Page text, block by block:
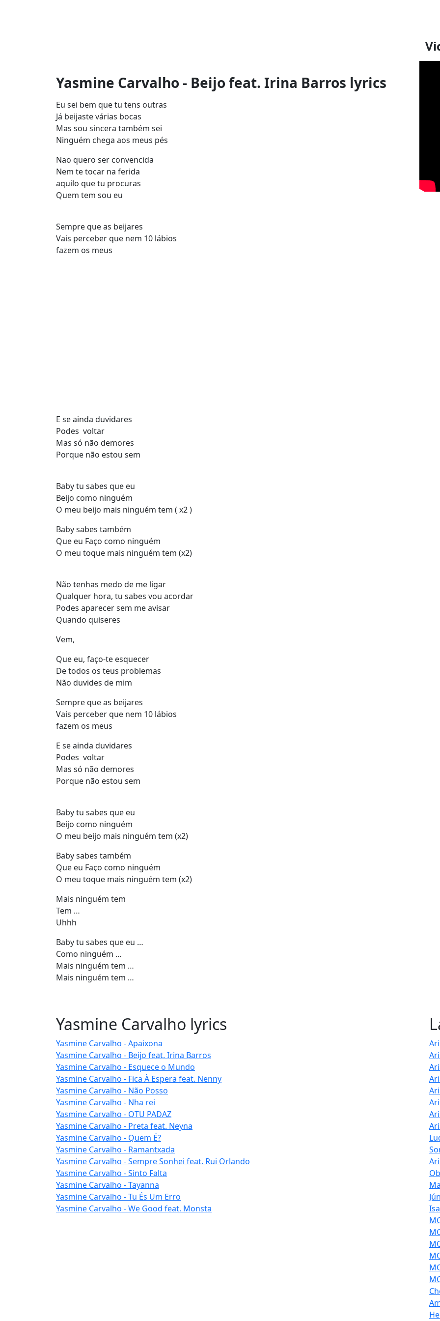
Yasmine Carvalho - Beijo feat. Irina Barros lyrics
Eu sei bem que tu tens outras
Já beijaste várias bocas
Mas sou sincera também sei
Ninguém chega aos meus pés
Nao quero ser convencida
Nem te tocar na ferida
aquilo que tu procuras
Quem tem sou eu
Sempre que as beijares
Vais perceber que nem 10 lábios
fazem os meus
E se ainda duvidares
Podes voltar
Mas só não demores
Porque não estou sem
Baby tu sabes que eu
Beijo como ninguém
O meu beijo mais ninguém tem ( x2 )
Baby sabes também
Que eu Faço como ninguém
O meu toque mais ninguém tem (x2)
Não tenhas medo de me ligar
Qualquer hora, tu sabes vou acordar
Podes aparecer sem me avisar
Quando quiseres
Vem,
Que eu, faço-te esquecer
De todos os teus problemas
Não duvides de mim
Sempre que as beijares
Vais perceber que nem 10 lábios
fazem os meus
E se ainda duvidares
Podes voltar
Mas só não demores
Porque não estou sem
Baby tu sabes que eu
Beijo como ninguém
O meu beijo mais ninguém tem (x2)
Baby sabes também
Que eu Faço como ninguém
O meu toque mais ninguém tem (x2)
Mais ninguém tem
Tem …
Uhhh
Baby tu sabes que eu …
Como ninguém …
Mais ninguém tem …
Mais ninguém tem …
Yasmine Carvalho lyrics
Yasmine Carvalho - Apaixona
Yasmine Carvalho - Beijo feat. Irina Barros
Yasmine Carvalho - Esquece o Mundo
Yasmine Carvalho - Fica À Espera feat. Nenny
Yasmine Carvalho - Não Posso
Yasmine Carvalho - Nha rei
Yasmine Carvalho - OTU PADAZ
Yasmine Carvalho - Preta feat. Neyna
Yasmine Carvalho - Quem É?
Yasmine Carvalho - Ramantxada
Yasmine Carvalho - Sempre Sonhei feat. Rui Orlando
Yasmine Carvalho - Sinto Falta
Yasmine Carvalho - Tayanna
Yasmine Carvalho - Tu És Um Erro
Yasmine Carvalho - We Good feat. Monsta